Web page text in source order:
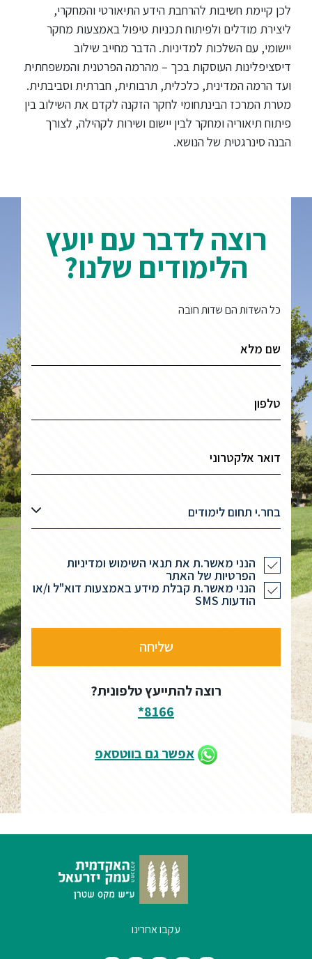
היחידה
לבינלאומיות
ספריה
משרתי
מילואים
–
והטבות
הרשמו
עכשיו
לכן קיימת חשיבות להרחבת הידע התיאורטי והמחקרי,
ליצירת מודלים ולפיתוח תכניות טיפול באמצעות מחקר
יישומי, עם השלכות למדיניות. הדבר מחייב שילוב
דיסציפלינות העוסקות בכך – מהרמה הפרטנית והמשפחתית
ועד הרמה המדינית, כלכלית, תרבותית, חברתית וסביבתית.
מטרת המרכז הבינתחומי לחקר הזקנה לקדם את השילוב בין
פיתוח תיאוריה ומחקר לבין יישום ושירות לקהילה, לצורך
הבנה סינרגטית של הנושא.
רוצה לדבר עם יועץ
הלימודים שלנו?
כל השדות הם שדות חובה
בחר.י תחום לימודים
הנני מאשר.ת את תנאי השימוש ומדיניות
הפרטיות של האתר
הנני מאשר.ת קבלת מידע באמצעות דוא"ל ו/או
הודעות SMS
רוצה להתייעץ טלפונית?
8166*
אפשר גם בווטסאפ
עקבו אחרינו